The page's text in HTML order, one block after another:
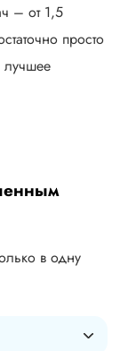
– от 1,5
просто
лучшее
в одну